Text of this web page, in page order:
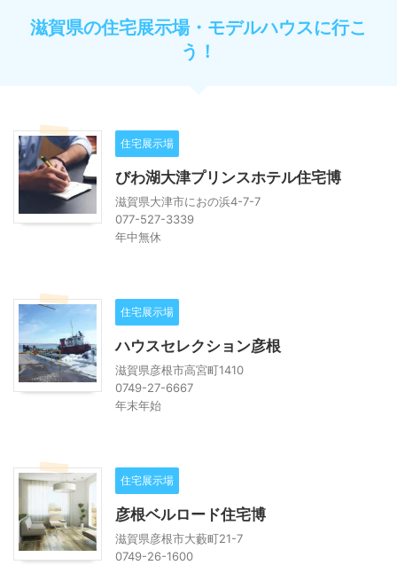
滋賀県の住宅展示場・モデルハウスに行こ
う！
住宅展示場
びわ湖大津プリンスホテル住宅博
滋賀県大津市におの浜4-7-7
077-527-3339
年中無休
住宅展示場
ハウスセレクション彦根
滋賀県彦根市高宮町1410
0749-27-6667
年末年始
住宅展示場
彦根ベルロード住宅博
滋賀県彦根市大藪町21-7
0749-26-1600